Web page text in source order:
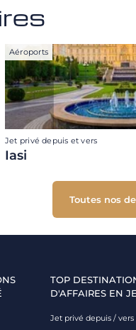
Aéroports
Jet privé depuis et vers
Iasi
Toutes nos
TOP
D'AFFAIRES EN
Jet privé depuis / vers